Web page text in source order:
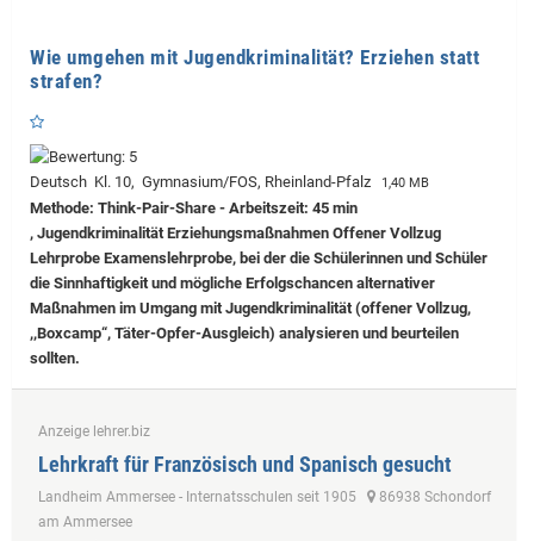
Wie umgehen mit Jugendkriminalität? Erziehen statt
strafen?
Deutsch Kl. 10, Gymnasium/FOS, Rheinland-Pfalz 1,40 MB
Methode: Think-Pair-Share - Arbeitszeit: 45 min
, Jugendkriminalität Erziehungsmaßnahmen Offener Vollzug
Lehrprobe Examenslehrprobe, bei der die Schülerinnen und Schüler
die Sinnhaftigkeit und mögliche Erfolgschancen alternativer
Maßnahmen im Umgang mit Jugendkriminalität (offener Vollzug,
,,Boxcamp“, Täter-Opfer-Ausgleich) analysieren und beurteilen
sollten.
Anzeige lehrer.biz
Lehrkraft für Französisch und Spanisch gesucht
Landheim Ammersee - Internatsschulen seit 1905
86938 Schondorf
am Ammersee